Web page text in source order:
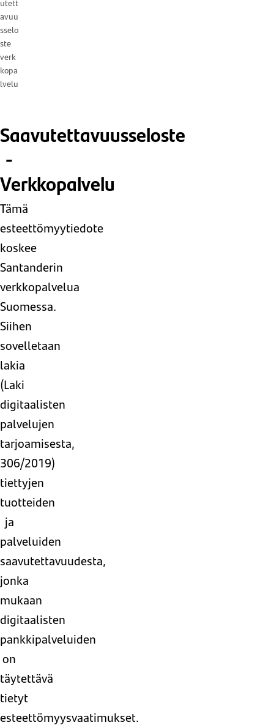
utett
avuu
sselo
ste
verk
kopa
lvelu
Saavutettavuusseloste
-
Verkkopalvelu
Tämä
esteettömyytiedote
koskee
Santanderin
verkkopalvelua
Suomessa.
Siihen
sovelletaan
lakia
(Laki
digitaalisten
palvelujen
tarjoamisesta,
306/2019)
tiettyjen
tuotteiden
ja
palveluiden
saavutettavuudesta,
jonka
mukaan
digitaalisten
pankkipalveluiden
on
täytettävä
tietyt
esteettömyysvaatimukset.